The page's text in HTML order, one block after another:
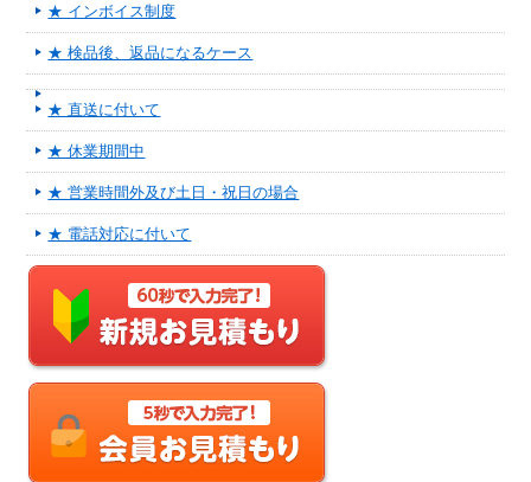
★ インボイス制度
★ 検品後、返品になるケース
★ 直送に付いて
★ 休業期間中
★ 営業時間外及び土日・祝日の場合
★ 電話対応に付いて